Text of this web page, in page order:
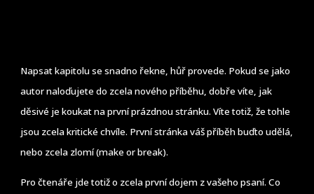
Napsat kapitolu se snadno řekne, hůř provede. Pokud se jako
autor naloďujete do zcela nového příběhu, dobře víte, jak
děsivé je koukat na první prázdnou stránku. Víte totiž, že tohle
jsou zcela kritické chvíle. První stránka váš příběh buďto udělá,
nebo zcela zlomí (make or break).
Pro čtenáře jde totiž o zcela první dojem z vašeho psaní. Co